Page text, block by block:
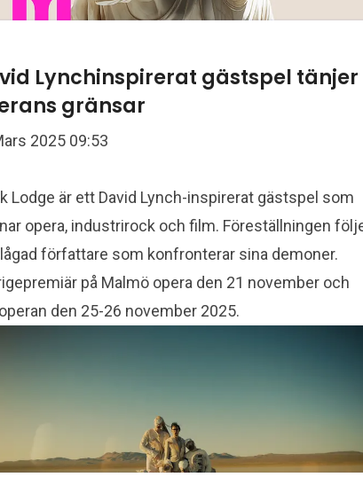
Lynchinspirerat gästspel tänjer
gränsar
2025 09:53
Lodge är ett David Lynch-inspirerat gästspel som
opera, industrirock och film. Föreställningen
författare som konfronterar sina demoner.
på Malmö opera den 21 november och
den 25-26 november 2025.